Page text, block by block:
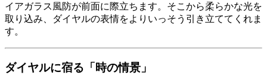
イアガラス風防が前面に際立ちます。そこから柔らかな光を
取り込み、ダイヤルの表情をよりいっそう引き立ててくれま
す。
ダイヤルに宿る「時の情景」